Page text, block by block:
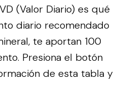
(Valor Diario) es qué
diario recomendado
te aportan 100
Presiona el botón
de esta tabla y